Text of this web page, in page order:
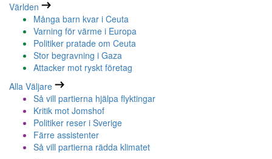
Världen
Många barn kvar i Ceuta
Varning för värme i Europa
Politiker pratade om Ceuta
Stor begravning i Gaza
Attacker mot ryskt företag
Alla Väljare
Så vill partierna hjälpa flyktingar
Kritik mot Jomshof
Politiker reser i Sverige
Färre assistenter
Så vill partierna rädda klimatet